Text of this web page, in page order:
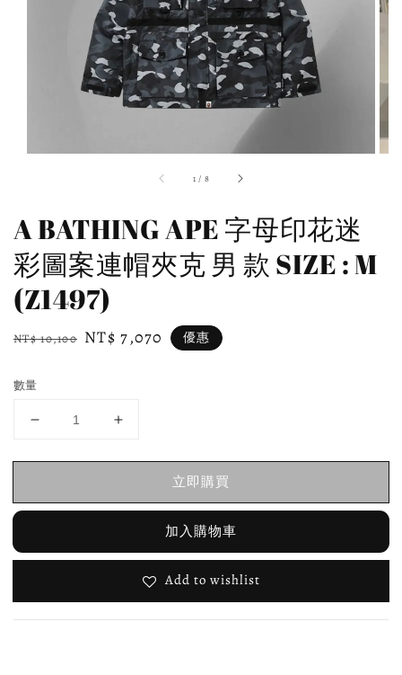
1 / 8
A BATHING APE 字母印花迷
彩圖案連帽夾克 男 款 SIZE : M
(Z1497)
Regular
NT$ 10,100 Sale
NT$ 7,070 優惠
數量
立即購買
加入購物車
Add to wishlist